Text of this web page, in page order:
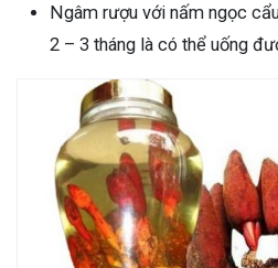
Ngâm rượu với nấm ngọc
2 – 3 tháng là có thể uống